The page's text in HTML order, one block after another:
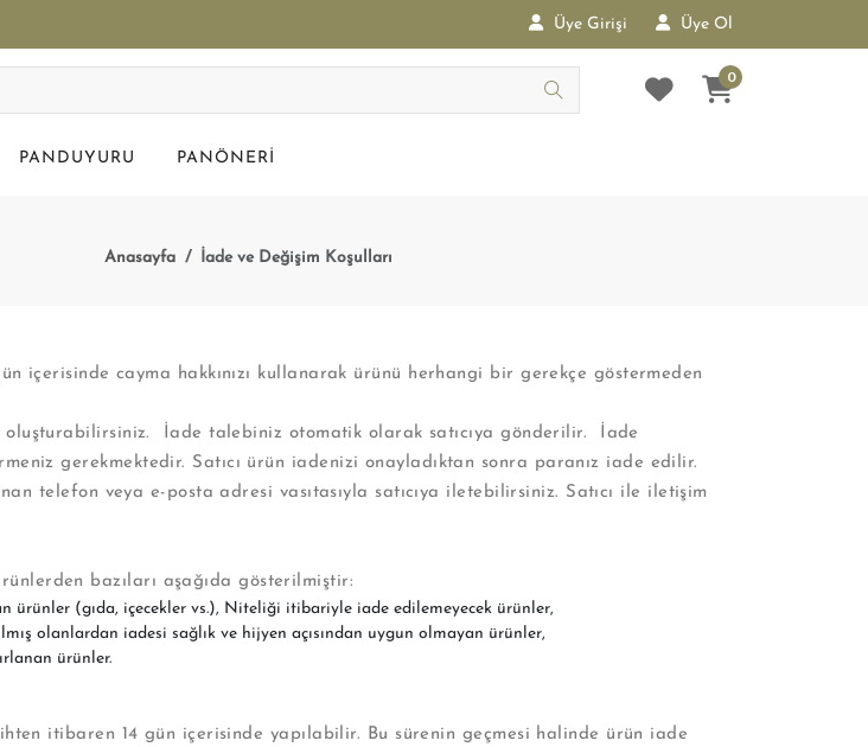
Üye Girişi Üye Ol
0
PANDUYURU PANÖNERI
Anasayfa İade ve Değişim Koşulları
içerisinde cayma hakkınızı kullanarak ürünü herhangi bir gerekçe göstermeden
İade talebiniz otomatik olarak satıcıya gönderilir. İade
gerekmektedir. Satıcı ürün iadenizi onayladıktan sonra paranız iade edilir.
telefon veya e-posta adresi vasıtasıyla satıcıya iletebilirsiniz. Satıcı ile iletişim
bazıları aşağıda gösterilmiştir:
(gıda, içecekler vs.), Niteliği itibariyle iade edilemeyecek ürünler,
olanlardan iadesi sağlık ve hijyen açısından uygun olmayan ürünler,
ürünler.
itibaren 14 gün içerisinde yapılabilir. Bu sürenin geçmesi halinde ürün iade